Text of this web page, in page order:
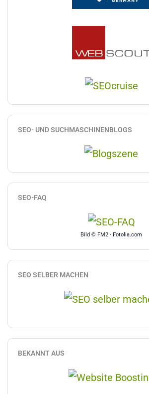
SEO- UND SUCHMASCHINENBLOGS
SEO-FAQ
Bild © FM2 - Fotolia.com
SEO SELBER MACHEN
BEKANNT AUS